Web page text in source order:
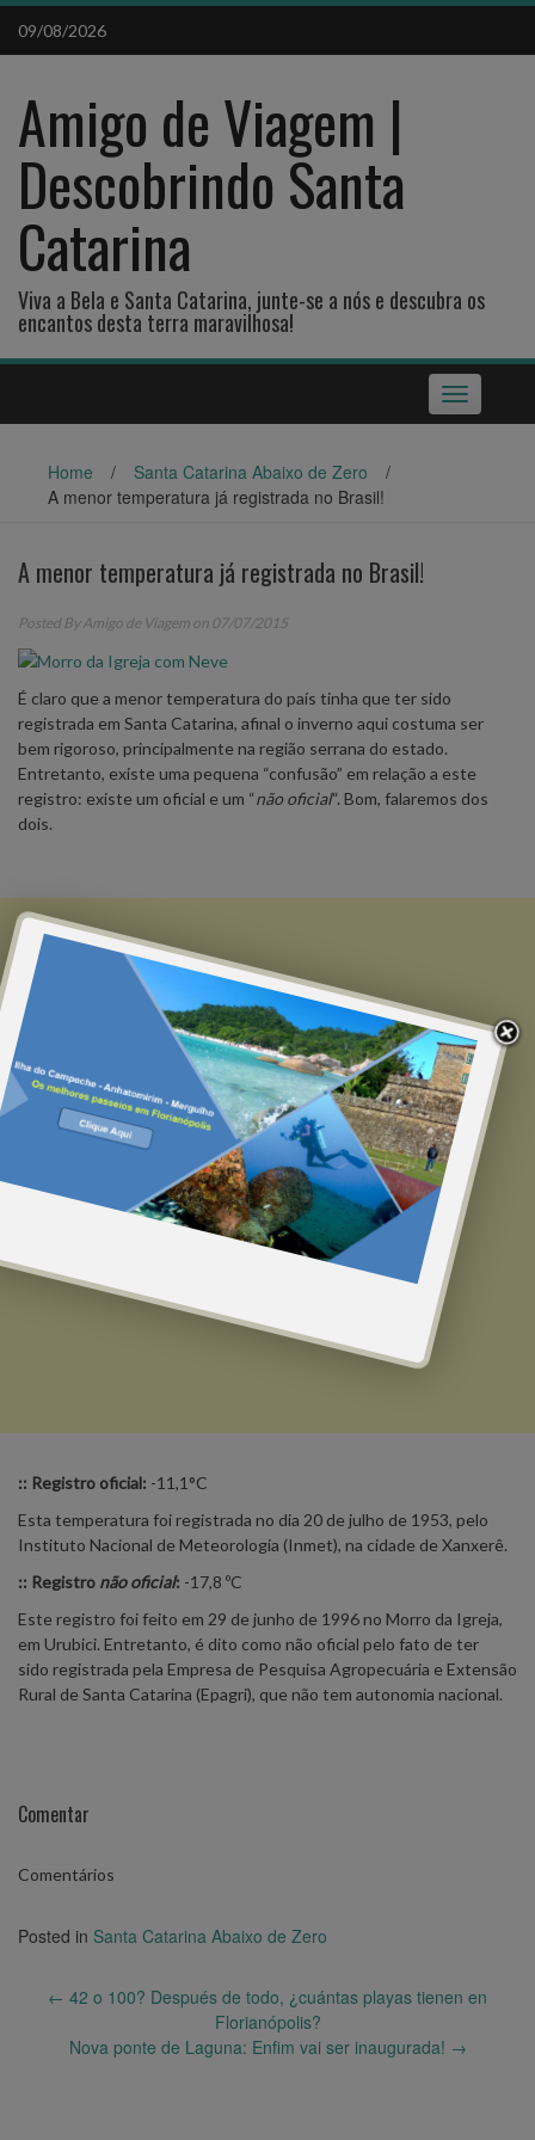
Skip
content
09/08/2026
Amigo de Viagem |
Descobrindo Santa
Catarina
Viva a Bela e Santa Catarina, junte-se a nós e descubra os
encantos desta terra maravilhosa!
Toggle
navigation
Home / Santa Catarina Abaixo de Zero
/
A menor temperatura já registrada no Brasil!
A menor temperatura já registrada no Brasil!
Posted ByAmigo de Viagem on 07/07/2015
É claro que a menor temperatura do país tinha que ter sido
registrada em Santa Catarina, afinal o inverno aqui costuma ser
bem rigoroso, principalmente na região serrana do estado.
Entretanto, existe uma pequena “confusão” em relação a este
registro: existe um oficial e um “não oficial“. Bom, falaremos dos
dois.
:: Registro oficial: -11,1°C
Esta temperatura foi registrada no dia 20 de julho de 1953, pelo
Instituto Nacional de Meteorologia (Inmet), na cidade de Xanxerê.
:: Registro não oficial: -17,8 ºC
Este registro foi feito em 29 de junho de 1996 no Morro da Igreja,
em Urubici. Entretanto, é dito como não oficial pelo fato de ter
sido registrada pela Empresa de Pesquisa Agropecuária e Extensão
Rural de Santa Catarina (Epagri), que não tem autonomia nacional.
Comentar
Comentários
Posted in Santa Catarina Abaixo de Zero
Post← 42 o 100? Después de todo, ¿cuántas playas tienen en
Florianópolis?
Nova ponte de Laguna: Enfim vai ser inaugurada! →